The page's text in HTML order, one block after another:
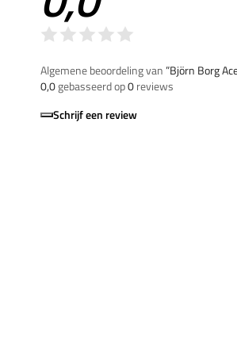
Algemene beoordeling van”Björn Borg
0,0gebasseerd op0reviews
Schrijf een review